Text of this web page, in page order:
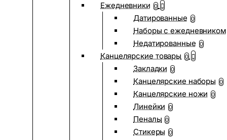
Ежедневники 0
Датированные 0
Наборы с ежедневником
Недатированные 0
Канцелярские товары 0
Закладки 0
Канцелярские наборы 0
Канцелярские ножи 0
Линейки 0
Пеналы 0
Стикеры 0